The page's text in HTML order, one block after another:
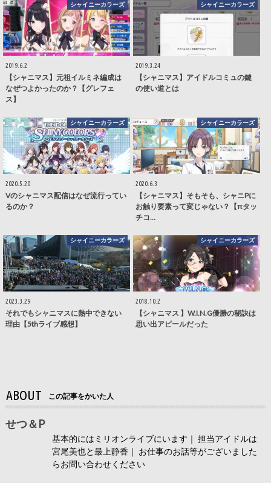
シャイニーカラーズ
2019.6.2
【シャニマス】元祖イルミネ編成は
なぜつよかったのか？【グレフェ
ス】
シャイニーカラーズ
2019.3.24
【シャニマス】アイドルコミュの鍵
の使い道とは
シャイニーカラーズ
2020.5.20
Vのシャニマス配信はなぜ流行ってい
るのか？
シャイニーカラーズ
2020.6.3
【シャニマス】そもそも、シャニPに
お触り要素って変じゃない？【πタッ
チコ…
シャイニーカラーズ
2023.3.29
それでもシャニマスに熱中できない
理由【5thライブ感想】
シャイニーカラーズ
2018.10.2
【シャニマス 】W.I.N.G優勝の秘訣は
思い出アピールだった
ABOUT この記事をかいた人
せつ＆P
基本的にはミリオンライブにいます｜ 担当アイドルは
宮尾美也と最上静香｜ お仕事のお話等がございました
らお問い合わせください